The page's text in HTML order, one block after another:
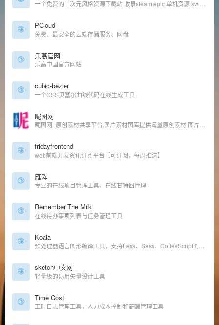
PCloud
免费、最安全的云端存储服务、网盘
乐高官网
乐高中国官方网站
cubic-bezier
一个CSS贝塞尔曲线代码在线生成工具
昵图网
fridayfrontend
web前端开发资讯订阅平台【可订阅，每周推送】
雁阵
专业的在线项目管理工具，在线甘特图管理
Remember The Milk
在线待办事项列表与任务管理工具
Koala
sketch中文网
轻量级的易用矢量设计工具
Time Cost
工时日志管理工具，人力成本控制和薪酬管理工具